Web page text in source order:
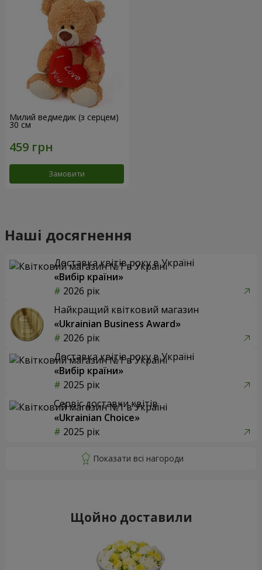
Милий ведмедик (з серцем)
30 см
Замовити
Наші досягнення
Доставка квітів року в Україні
«Вибір країни»
2026 рік
Найкращий квітковий магазин
«Ukrainian Business Award»
2026 рік
Доставка квітів року в Україні
«Вибір країни»
2025 рік
Сервіс доставки квітів
«Ukrainian Choice»
2025 рік
Щойно доставили